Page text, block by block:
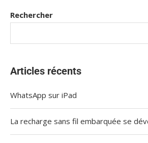
Rechercher
Articles récents
WhatsApp sur iPad
La recharge sans fil embarquée se